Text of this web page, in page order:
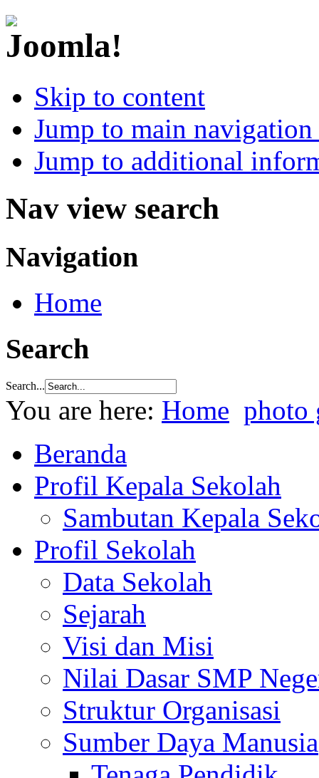
Skip to content
Jump to main
Jump to additional
Nav view search
Navigation
Home
Search
Search...
You are here: Home photo
Beranda
Profil Kepala Sekolah
Sambutan Kepala
Profil Sekolah
Data Sekolah
Sejarah
Visi dan Misi
Nilai Dasar SMP
Struktur Organisasi
Sumber Daya Manusia